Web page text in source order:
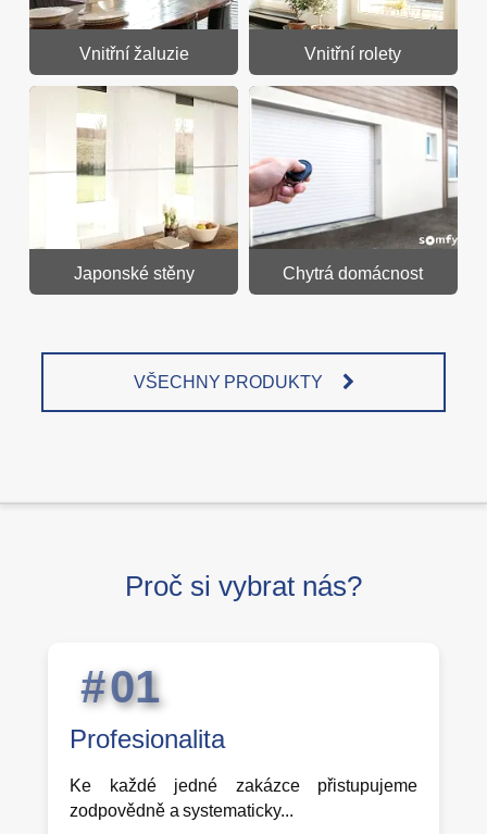
Vnitřní žaluzie Vnitřní rolety
Japonské stěny Chytrá domácnost
VŠECHNY PRODUKTY
Proč si vybrat nás?
01
Profesionalita
Ke každé jedné zakázce přistupujeme
zodpovědně a systematicky...